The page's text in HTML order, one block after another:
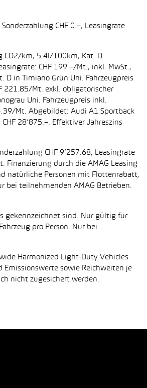
CHF 0.–, Leasingrate
CO2/km, 5.4l/100km, Kat. D.
CHF 199.–/Mt., inkl. MwSt.,
D in Timiano Grün Uni. Fahrzeugpreis
221.85/Mt. exkl. obligatorischer
Uni. Fahrzeugpreis inkl.
Mt. Abgebildet: Audi A1 Sportback
28’875.–. Effektiver Jahreszins
CHF 9’257.68, Leasingrate
Finanzierung durch die AMAG Leasing
natürliche Personen mit Flottenrabatt,
bei teilnehmenden AMAG Betrieben.
gekennzeichnet sind. Nur gültig für
pro Person. Nur bei
Harmonized Light-Duty Vehicles
Emissionswerte sowie Reichweiten je
nicht zugesichert werden.